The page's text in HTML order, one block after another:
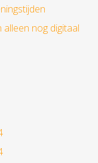
alleen nog digitaal